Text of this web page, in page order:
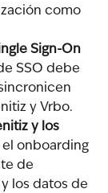
como
Sign-On
SSO debe
y Vrbo.
y los
onboarding
de
los datos de